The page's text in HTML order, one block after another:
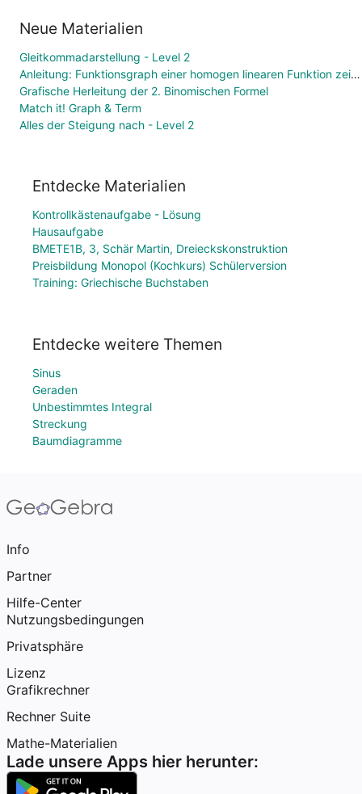
Neue Materialien
Gleitkommadarstellung - Level 2
Anleitung: Funktionsgraph einer homogen linearen Funktion zeichnen
Grafische Herleitung der 2. Binomischen Formel
Match it! Graph & Term
Alles der Steigung nach - Level 2
Entdecke Materialien
Kontrollkästenaufgabe - Lösung
Hausaufgabe
BMETE1B, 3, Schär Martin, Dreieckskonstruktion
Preisbildung Monopol (Kochkurs) Schülerversion
Training: Griechische Buchstaben
Entdecke weitere Themen
Sinus
Geraden
Unbestimmtes Integral
Streckung
Baumdiagramme
Info
Partner
Hilfe-Center
Nutzungsbedingungen
Privatsphäre
Lizenz
Grafikrechner
Rechner Suite
Mathe-Materialien
Lade unsere Apps hier herunter: